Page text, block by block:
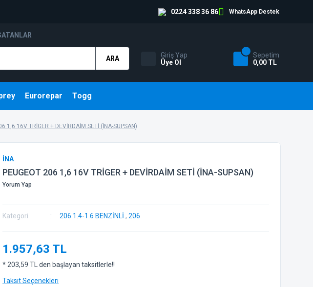
0224 338 36 86 WhatsApp Destek
ARA
Giriş Yap
Üye Ol
Sepetim
0,00 TL
Eurorepar Togg
1,6 16V TRİGER + DEVİRDAİM SETİ (İNA-SUPSAN)
İNA
PEUGEOT 206 1,6 16V TRİGER + DEVİRDAİM SETİ (İNA-SUPSAN)
Yorum Yap
Kategori 206 1.4-1.6 BENZİNLİ ,206
1.957,63 TL
* 203,59 TL den başlayan taksitlerle!!
Taksit Seçenekleri